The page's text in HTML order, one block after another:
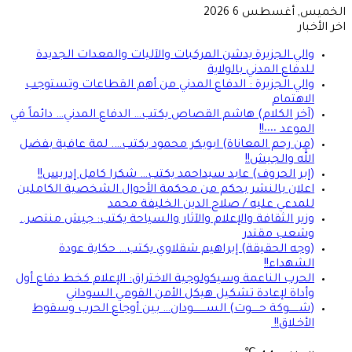
الخميس, أغسطس 6 2026
اخر الأخبار
والي الجزيرة يدشن المركبات والآليات والمعدات الجديدة
للدفاع المدني بالولاية
والي الجزيرة : الدفاع المدني من أهم القطاعات وتستوجب
الاهتمام
(آخر الكلام) هاشم القصاص يكتب… الدفاع المدني… دائماً في
الموعد ٠٠٠٠!!
(من رحم المعاناة) ابوبكر محمود يكتب…. لمة عافية بفضل
الله والجيش!!
(إبر الحروف) عابد سيداحمد يكتب… شكرا كامل إدريس!!
اعلان بالنشر بحكم من محكمة الأحوال الشخصية الكاملين
للمدعي عليه / صلاح الدين الخليفة محمد
وزير الثقافة والإعلام والآثار والسياحة يكتب: جيش منتصر..
وشعب مقتدر
(وجه الحقيقة) إبراهيم شقلاوي يكتب… حكاية عودة
الشهداء!!
الحرب الناعمة وسيكولوجية الاختراق: الإعلام كخط دفاع أول
وأداة لإعادة تشكيل هيكل الأمن القومي السوداني
(شــــــوكة حـــــوت) الســــــــودان… بين أوجاع الحرب وسقوط
الأخـلاق!!